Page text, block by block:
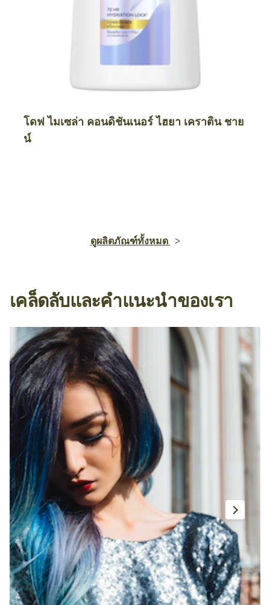
โดฟ ไมเซล่า คอนดิชันเนอร์ ไฮยา เคราติน ชาย
น์
ดูผลิตภัณฑ์ทั้งหมด
เคล็ดลับและคำแนะนำของเรา